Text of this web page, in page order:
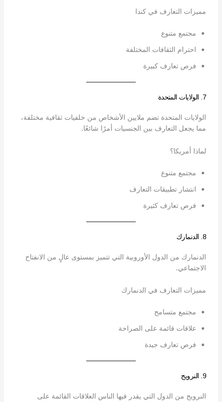
مميزات التعارف في كندا
مجتمع متنوع
احترام الثقافات المختلفة
فرص تعارف كبيرة
7. الولايات المتحدة
الولايات المتحدة تضم ملايين الأشخاص من خلفيات ثقافية مختلفة،
مما يجعل التعارف بين الجنسيات أمرًا شائعًا.
لماذا أمريكا؟
مجتمع متنوع
انتشار تطبيقات التعارف
فرص تعارف كثيرة
8. الدنمارك
الدنمارك من الدول الأوروبية التي تتميز بمستوى عالٍ من الانفتاح
الاجتماعي.
مميزات التعارف في الدنمارك
مجتمع متسامح
علاقات قائمة على الصراحة
فرص تعارف جيدة
9. النرويج
النرويج من الدول التي يقدر فيها الناس العلاقات القائمة على